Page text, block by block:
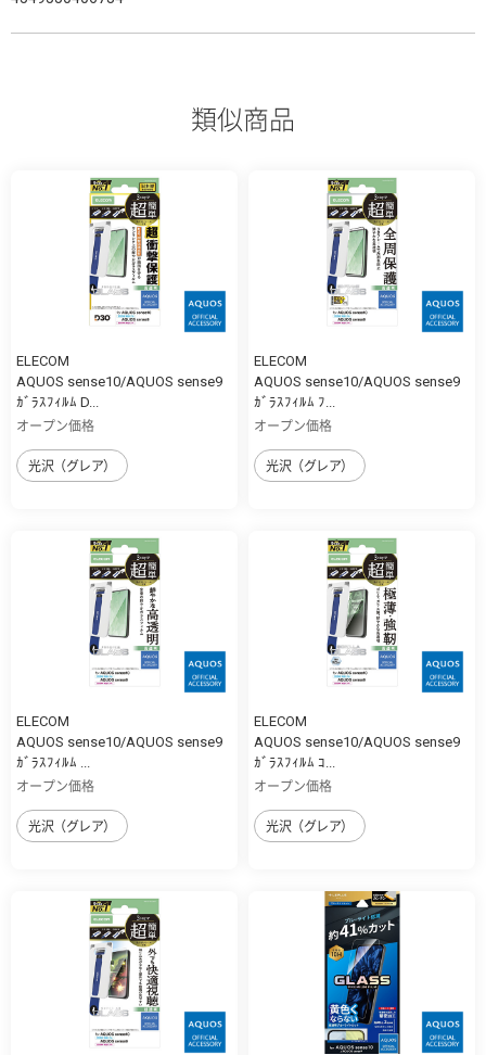
類似商品
ELECOM
AQUOS sense10/AQUOS sense9
ｶﾞﾗｽﾌｨﾙﾑ D...
オープン価格
光沢（グレア）
ELECOM
AQUOS sense10/AQUOS sense9
ｶﾞﾗｽﾌｨﾙﾑ ﾌ...
オープン価格
光沢（グレア）
ELECOM
AQUOS sense10/AQUOS sense9
ｶﾞﾗｽﾌｨﾙﾑ ...
オープン価格
光沢（グレア）
ELECOM
AQUOS sense10/AQUOS sense9
ｶﾞﾗｽﾌｨﾙﾑ ｺ...
オープン価格
光沢（グレア）